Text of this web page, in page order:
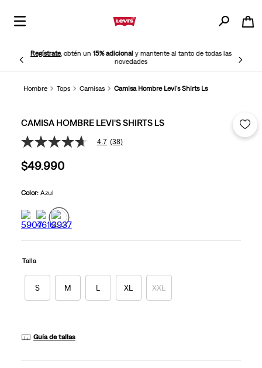
Regístrate, obtén un15% adicionaly mantente al tanto de todas las
novedades
Hombre Tops Camisas Camisa Hombre Levi's Shirts Ls
CAMISA HOMBRE LEVI'S SHIRTS LS
4.7
5
estrellas,
medio
valoración.
Read
38
en
misma
página.
4.7 (38)
$49.990
Color: Azul
Talla
S M L XL XXL
Guía de tallas